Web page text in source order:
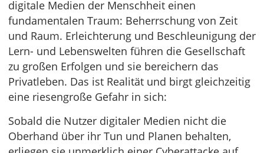
digitale Medien der Menschheit einen
fundamentalen Traum: Beherrschung von Zeit
und Raum. Erleichterung und Beschleunigung der
Lern- und Lebenswelten führen die Gesellschaft
zu großen Erfolgen und sie bereichern das
Privatleben. Das ist Realität und birgt gleichzeitig
eine riesengroße Gefahr in sich:
Sobald die Nutzer digitaler Medien nicht die
Oberhand über ihr Tun und Planen behalten,